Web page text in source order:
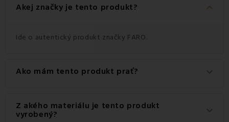
Akej značky je tento produkt? keyboard_arrow_down
Ide o autentický produkt značky FARO.
Ako mám tento produkt prať?
Pre dosiahnutie najlepších výsledkov odporúčame tento
produkt prať na 40 °C.
Z akého materiálu je tento produkt
vyrobený?